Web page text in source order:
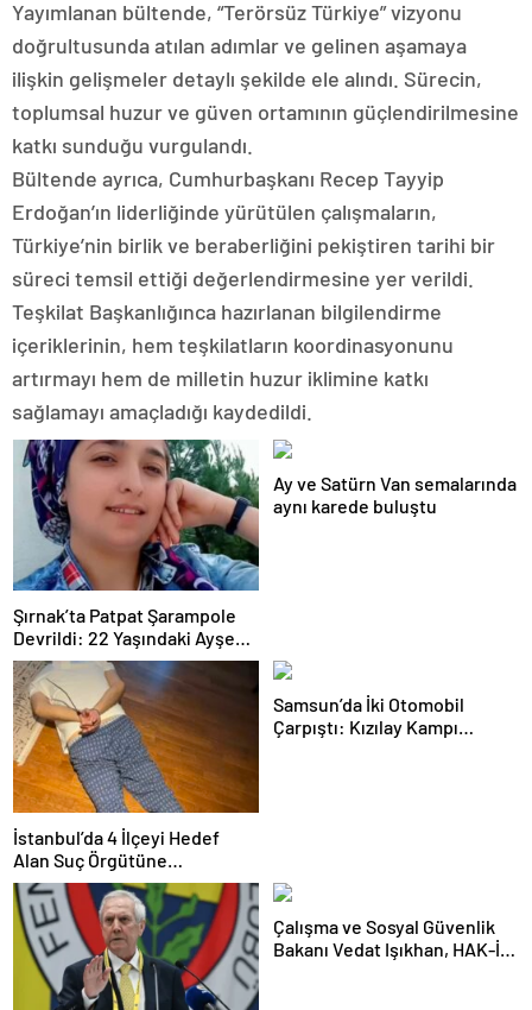
Yayımlanan bültende, “Terörsüz Türkiye” vizyonu
doğrultusunda atılan adımlar ve gelinen aşamaya
ilişkin gelişmeler detaylı şekilde ele alındı. Sürecin,
toplumsal huzur ve güven ortamının güçlendirilmesine
katkı sunduğu vurgulandı.
Bültende ayrıca, Cumhurbaşkanı Recep Tayyip
Erdoğan’ın liderliğinde yürütülen çalışmaların,
Türkiye’nin birlik ve beraberliğini pekiştiren tarihi bir
süreci temsil ettiği değerlendirmesine yer verildi.
Teşkilat Başkanlığınca hazırlanan bilgilendirme
içeriklerinin, hem teşkilatların koordinasyonunu
artırmayı hem de milletin huzur iklimine katkı
sağlamayı amaçladığı kaydedildi.
Şırnak’ta Patpat Şarampole
Devrildi: 22 Yaşındaki Ayşe
Ece Hayatını Kaybetti, 3 Yaralı
Ay ve Satürn Van semalarında
aynı karede buluştu
İstanbul’da 4 İlçeyi Hedef
Alan Suç Örgütüne
Operasyon: 7 Gözaltı
Samsun’da İki Otomobil
Çarpıştı: Kızılay Kampı
Çalışma ve Sosyal Güvenlik
Bakanı Vedat Işıkhan, HAK-İŞ